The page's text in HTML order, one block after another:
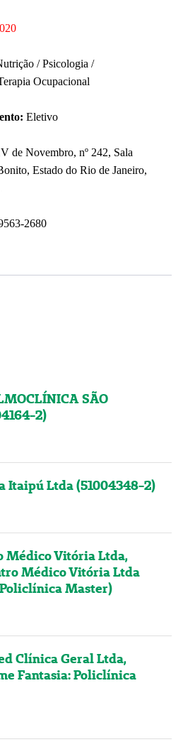
/ Psicologia /
Ocupacional
Eletivo
de Novembro, nº 242, Sala
Estado do Rio de Janeiro,
2680
SÃO
2)
Itaipú Ltda (51004348-2)
Médico Vitória Ltda,
Médico Vitória Ltda
Master)
Clínica Geral Ltda,
Fantasia: Policlínica